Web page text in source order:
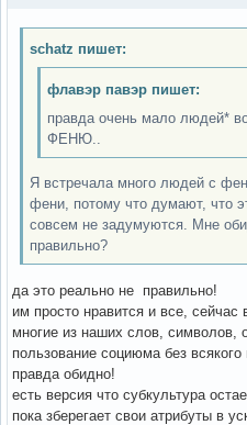
schatz пишет:
флавэр павэр пишет:
правда очень мало людей*
ФЕНЮ..
Я встречала много людей с
фени, потому что думают, что
совсем не задумуются. Мне
правильно?
да это реально не правильно!
им просто нравится и все, сейчас
многие из наших слов, символов,
пользование социюма без
правда обидно!
есть версия что субкультура
пока зберегает свои атрибуты в